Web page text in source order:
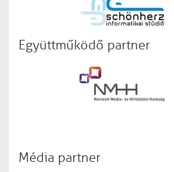
Együttműködő partner
Média partner